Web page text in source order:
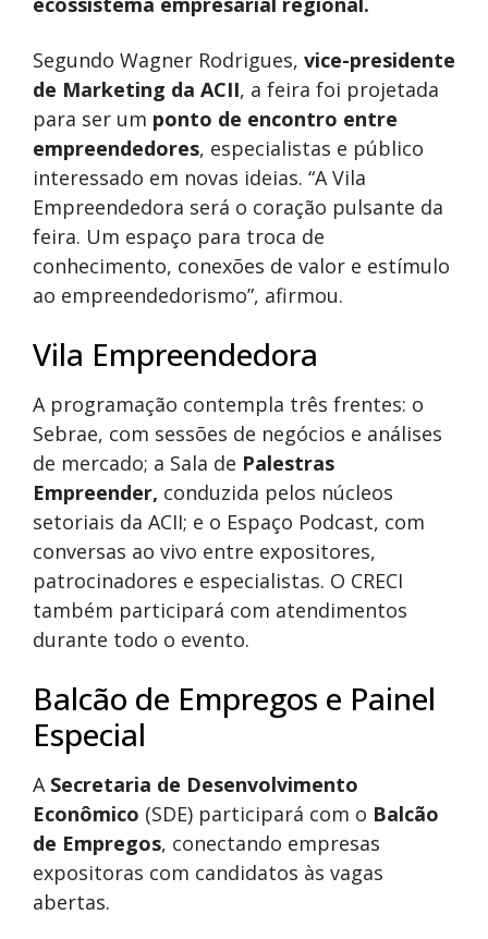
Segundo Wagner Rodrigues, vice-presidente
de Marketing da ACII, a feira foi projetada
para ser um ponto de encontro entre
empreendedores, especialistas e público
interessado em novas ideias. “A Vila
Empreendedora será o coração pulsante da
feira. Um espaço para troca de
conhecimento, conexões de valor e estímulo
ao empreendedorismo”, afirmou.
Vila Empreendedora
A programação contempla três frentes: o
Sebrae, com sessões de negócios e análises
de mercado; a Sala de Palestras
Empreender, conduzida pelos núcleos
setoriais da ACII; e o Espaço Podcast, com
conversas ao vivo entre expositores,
patrocinadores e especialistas. O CRECI
também participará com atendimentos
durante todo o evento.
Balcão de Empregos e Painel
Especial
A Secretaria de Desenvolvimento
Econômico (SDE) participará com o Balcão
de Empregos, conectando empresas
expositoras com candidatos às vagas
abertas.